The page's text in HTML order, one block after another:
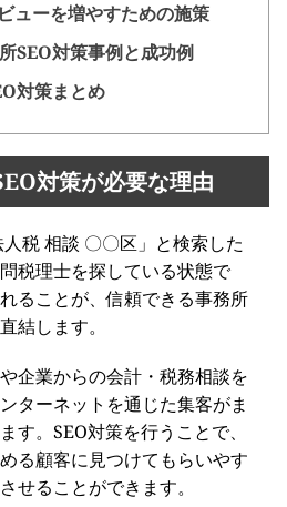
ューを増やすための施策
SEO対策事例と成功例
対策まとめ
対策が必要な理由
人税 相談 〇〇区」と検索した
税理士を探している状態で
ることが、信頼できる事務所
結します。
企業からの会計・税務相談を
ターネットを通じた集客がま
す。SEO対策を行うことで、
る顧客に見つけてもらいやす
せることができます。